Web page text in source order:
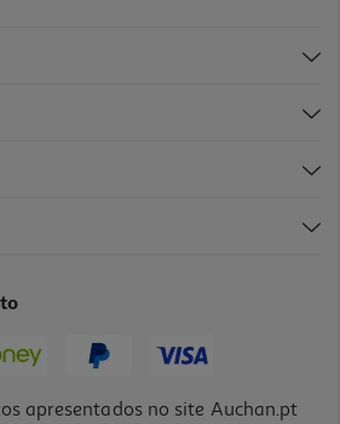
apresentados no site Auchan.pt